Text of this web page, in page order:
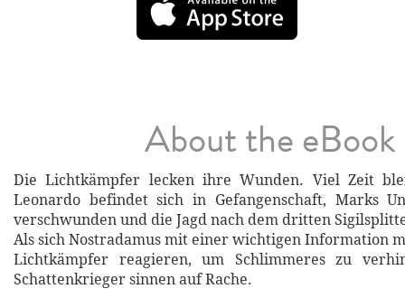
About the eBook
Die Lichtkämpfer lecken ihre Wunden. Viel Zeit
Leonardo befindet sich in Gefangenschaft, Marks
verschwunden und die Jagd nach dem dritten
Als sich Nostradamus mit einer wichtigen Information
Lichtkämpfer reagieren, um Schlimmeres zu
Schattenkrieger sinnen auf Rache.